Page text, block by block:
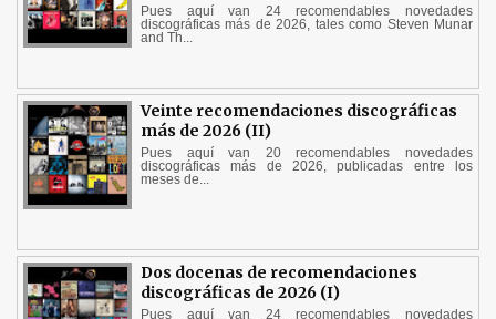
Pues aquí van 24 recomendables novedades
discográficas más de 2026, tales como Steven Munar
and Th...
Veinte recomendaciones discográficas
más de 2026 (II)
Pues aquí van 20 recomendables novedades
discográficas más de 2026, publicadas entre los
meses de...
Dos docenas de recomendaciones
discográficas de 2026 (I)
Pues aquí van 24 recomendables novedades